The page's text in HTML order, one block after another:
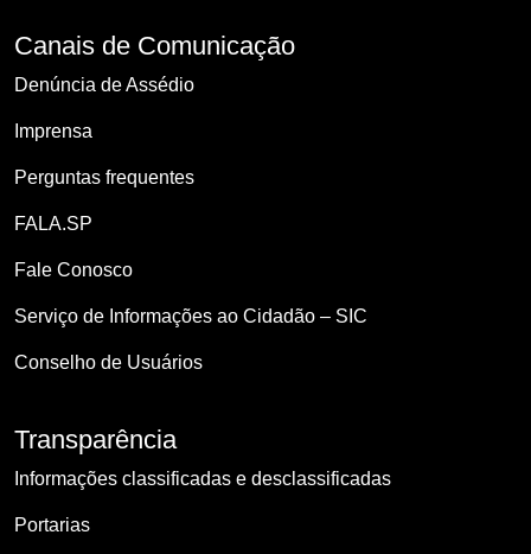
Canais de Comunicação
Denúncia de Assédio
Imprensa
Perguntas frequentes
FALA.SP
Fale Conosco
Serviço de Informações ao Cidadão – SIC
Conselho de Usuários
Transparência
Informações classificadas e desclassificadas
Portarias